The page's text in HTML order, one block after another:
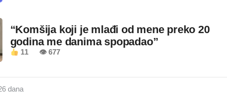
“Komšija koji je mlađi od mene preko 20
godina me danima spopadao”
11 👁 677
dana